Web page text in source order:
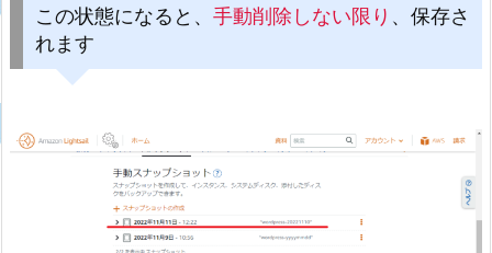
この状態になると、 手動削除しない限り 、保存さ
れます